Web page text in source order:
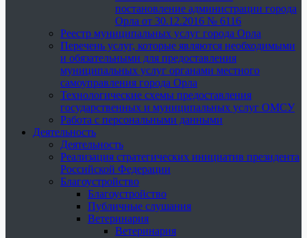
постановление администрации города
Орла от 30.12.2016 № 6116
Реестр муниципальных услуг города Орла
Перечень услуг, которые являются необходимыми
и обязательными для предоставления
муниципальных услуг органами местного
самоуправления города Орла
Технологические схемы предоставления
государственных и муниципальных услуг ОМСУ
Работа с персональными данными
Деятельность
Деятельность
Реализация стратегических инициатив президента
Российской Федерации
Благоустройство
Благоустройство
Публичные слушания
Ветеринария
Ветеринария